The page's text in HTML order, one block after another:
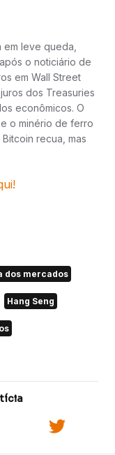
leve queda,
o noticiário de
em Wall Street
dos Treasuries
econômicos. O
o minério de ferro
recua, mas
dos mercados
Hang Seng